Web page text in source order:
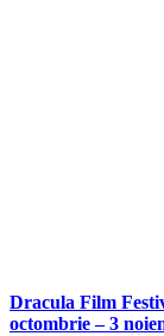
Dracula Film
octombrie – 3